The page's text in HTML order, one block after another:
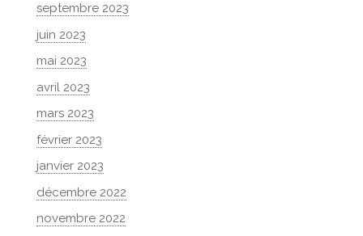
septembre 2023
juin 2023
mai 2023
avril 2023
mars 2023
février 2023
janvier 2023
décembre 2022
novembre 2022